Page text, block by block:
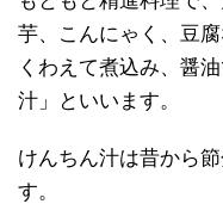
芋、こんにゃく、豆
くわえて煮込み、醤
汁」といいます。
けんちん汁は昔から
す。